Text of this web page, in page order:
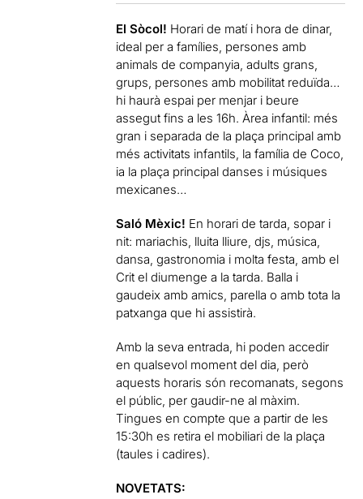
El Sòcol! Horari de matí i hora de dinar,
ideal per a famílies, persones amb
animals de companyia, adults grans,
grups, persones amb mobilitat reduïda…
hi haurà espai per menjar i beure
assegut fins a les 16h. Àrea infantil: més
gran i separada de la plaça principal amb
més activitats infantils, la família de Coco,
ia la plaça principal danses i músiques
mexicanes…
Saló Mèxic! En horari de tarda, sopar i
nit: mariachis, lluita lliure, djs, música,
dansa, gastronomia i molta festa, amb el
Crit el diumenge a la tarda. Balla i
gaudeix amb amics, parella o amb tota la
patxanga que hi assistirà.
Amb la seva entrada, hi poden accedir
en qualsevol moment del dia, però
aquests horaris són recomanats, segons
el públic, per gaudir-ne al màxim.
Tingues en compte que a partir de les
15:30h es retira el mobiliari de la plaça
(taules i cadires).
NOVETATS: